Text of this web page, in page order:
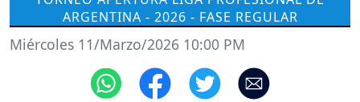
ARGENTINA - 2026 - FASE REGULAR
Miércoles 11/Marzo/2026 10:00 PM